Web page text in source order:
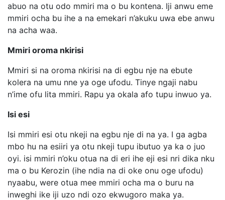
abuo na otu odo mmiri ma o bu kontena. Iji anwu eme
mmiri ocha bu ihe a na emekari n’akuku uwa ebe anwu
na acha waa.
Mmiri oroma nkirisi
Mmiri si na oroma nkirisi na di egbu nje na ebute
kolera na umu nne ya oge ufodu. Tinye ngaji nabu
n’ime ofu lita mmiri. Rapu ya okala afo tupu inwuo ya.
Isi esi
Isi mmiri esi otu nkeji na egbu nje di na ya. I ga agba
mbo hu na esiiri ya otu nkeji tupu ibutuo ya ka o juo
oyi. isi mmiri n’oku otua na di eri ihe eji esi nri dika nku
ma o bu Kerozin (ihe ndia na di oke onu oge ufodu)
nyaabu, were otua mee mmiri ocha ma o buru na
inweghi ike iji uzo ndi ozo ekwugoro maka ya.